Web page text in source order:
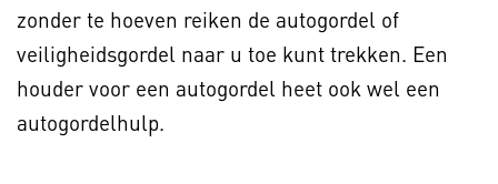
zonder te hoeven reiken de autogordel of
veiligheidsgordel naar u toe kunt trekken. Een
houder voor een autogordel heet ook wel een
autogordelhulp.